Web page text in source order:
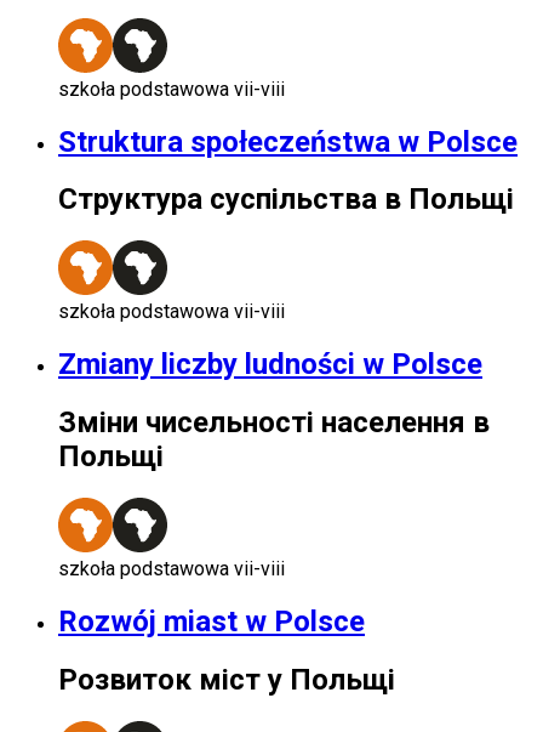
szkoła podstawowa vii-viii
Struktura społeczeństwa w Polsce
Структура суспільства в Польщі
szkoła podstawowa vii-viii
Zmiany liczby ludności w Polsce
Зміни чисельності населення в
Польщі
szkoła podstawowa vii-viii
Rozwój miast w Polsce
Розвиток міст у Польщі